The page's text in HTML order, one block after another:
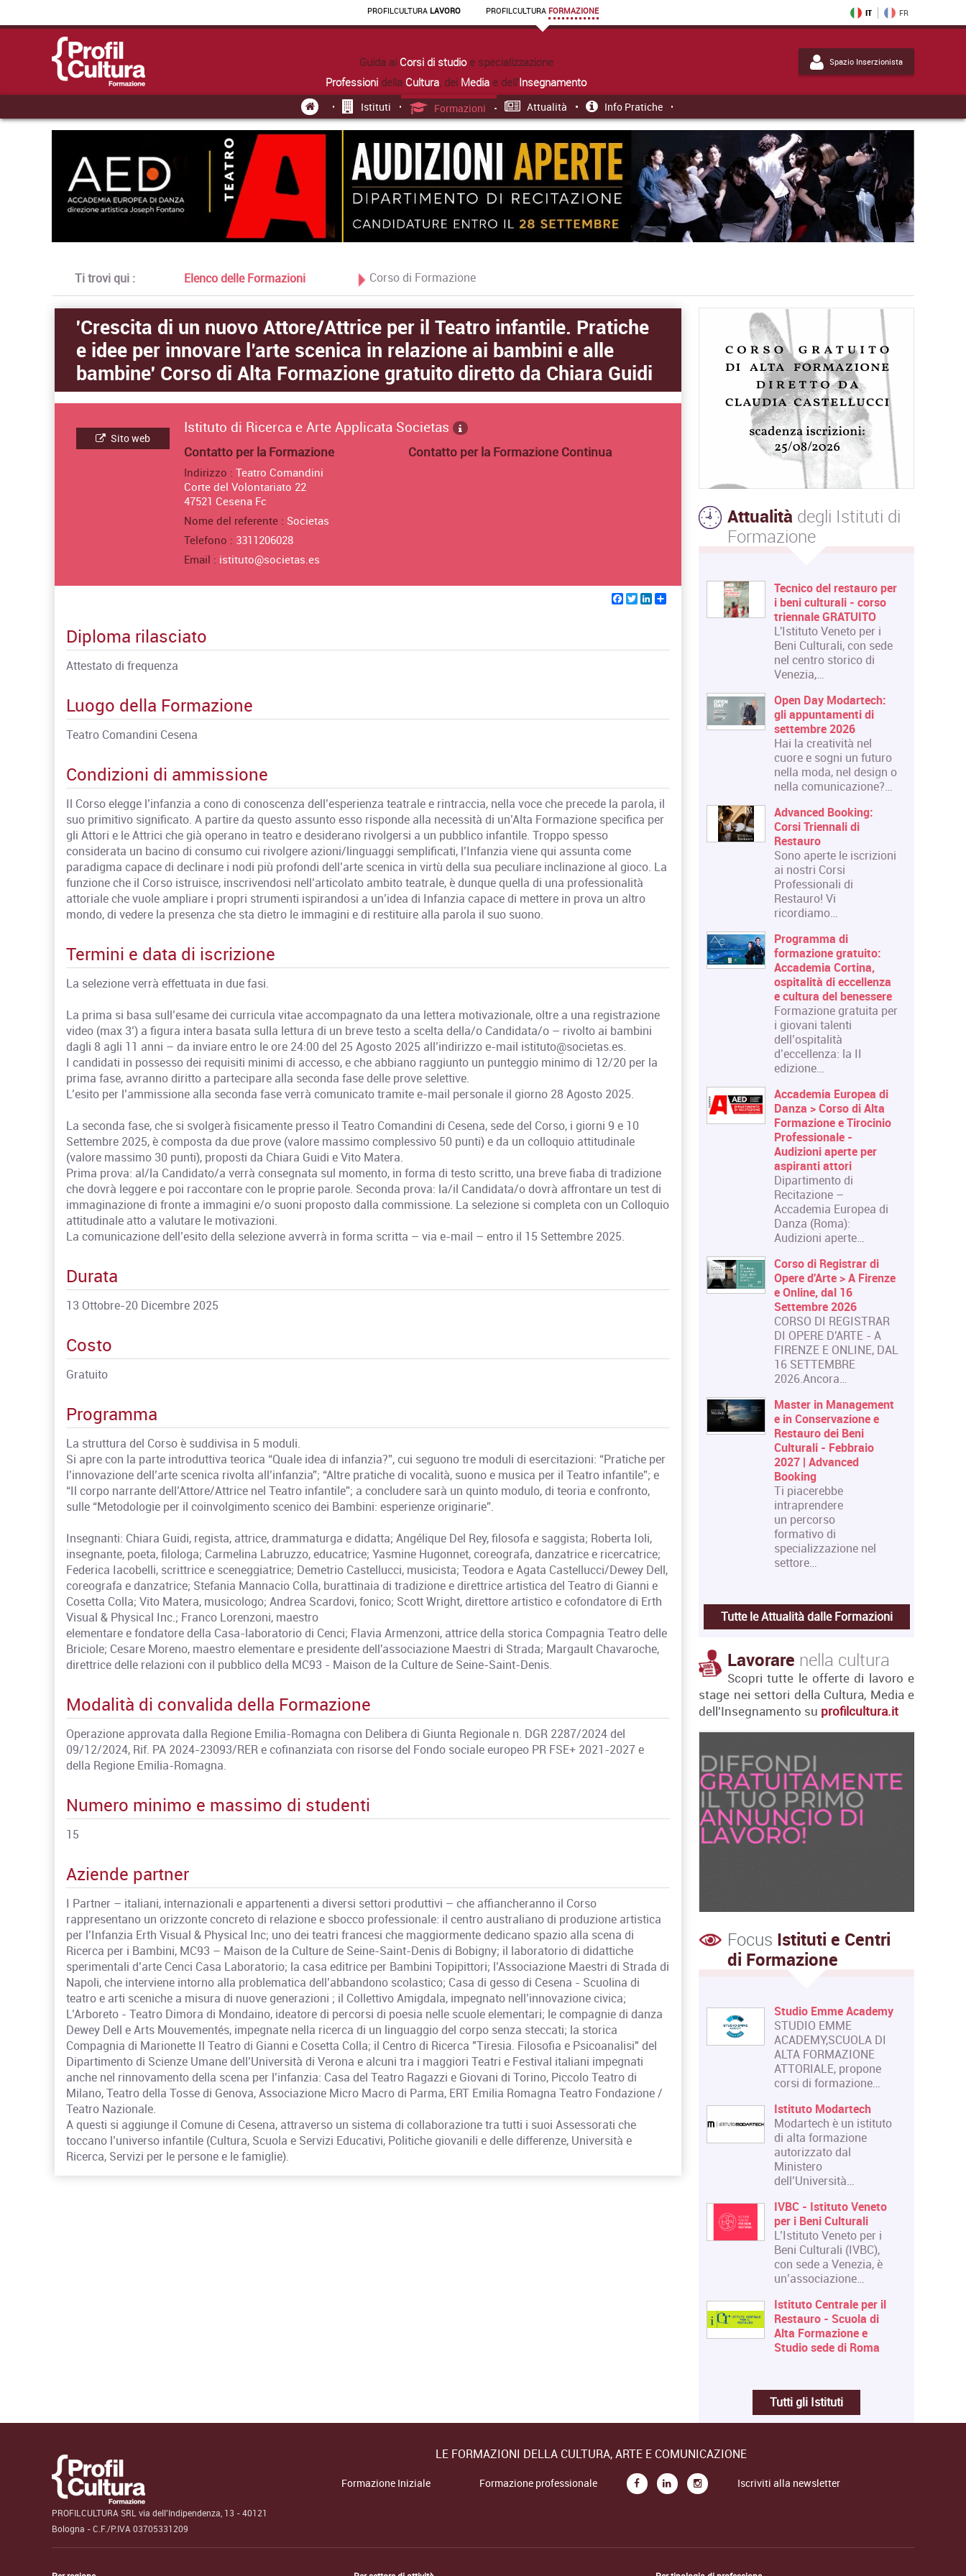
PROFILCULTURA LAVORO PROFILCULTURA FORMAZIONE IT FR
Guida ai Corsi di studioe specializzazione
Professioni della Cultura, dei Media e dell'Insegnamento
Spazio Inserzionista
Istituti Formazioni Attualità Info Pratiche
Ti trovi qui : Elenco delle Formazioni Corso di Formazione
'Crescita di un nuovo Attore/Attrice per il Teatro infantile. Pratiche
e idee per innovare l’arte scenica in relazione ai bambini e alle
bambine' Corso di Alta Formazione gratuito diretto da Chiara Guidi
Sito web
Istituto di Ricerca e Arte Applicata Societas
Contatto per la Formazione
Indirizzo : Teatro Comandini
Corte del Volontariato 22
47521 Cesena Fc
Nome del referente : Societas
Telefono : 3311206028
Email : istituto@societas.es
Contatto per la Formazione Continua
Facebook
TwitterLinkedIn
Diploma rilasciato
Attestato di frequenza
Luogo della Formazione
Teatro Comandini Cesena
Condizioni di ammissione
Il Corso elegge l’infanzia a cono di conoscenza dell’esperienza teatrale e rintraccia, nella voce che precede la parola, il
suo primitivo significato. A partire da questo assunto esso risponde alla necessità di un’Alta Formazione specifica per
gli Attori e le Attrici che già operano in teatro e desiderano rivolgersi a un pubblico infantile. Troppo spesso
considerata un bacino di consumo cui rivolgere azioni/linguaggi semplificati, l’Infanzia viene qui assunta come
paradigma capace di declinare i nodi più profondi dell’arte scenica in virtù della sua peculiare inclinazione al gioco. La
funzione che il Corso istruisce, inscrivendosi nell’articolato ambito teatrale, è dunque quella di una professionalità
attoriale che vuole ampliare i propri strumenti ispirandosi a un’idea di Infanzia capace di mettere in prova un altro
mondo, di vedere la presenza che sta dietro le immagini e di restituire alla parola il suo suono.
Termini e data di iscrizione
La selezione verrà effettuata in due fasi.
La prima si basa sull’esame dei curricula vitae accompagnato da una lettera motivazionale, oltre a una registrazione
video (max 3’) a figura intera basata sulla lettura di un breve testo a scelta della/o Candidata/o – rivolto ai bambini
dagli 8 agli 11 anni – da inviare entro le ore 24:00 del 25 Agosto 2025 all’indirizzo e-mail istituto@societas.es.
I candidati in possesso dei requisiti minimi di accesso, e che abbiano raggiunto un punteggio minimo di 12/20 per la
prima fase, avranno diritto a partecipare alla seconda fase delle prove selettive.
L’esito per l’ammissione alla seconda fase verrà comunicato tramite e-mail personale il giorno 28 Agosto 2025.
La seconda fase, che si svolgerà fisicamente presso il Teatro Comandini di Cesena, sede del Corso, i giorni 9 e 10
Settembre 2025, è composta da due prove (valore massimo complessivo 50 punti) e da un colloquio attitudinale
(valore massimo 30 punti), proposti da Chiara Guidi e Vito Matera.
Prima prova: al/la Candidato/a verrà consegnata sul momento, in forma di testo scritto, una breve fiaba di tradizione
che dovrà leggere e poi raccontare con le proprie parole. Seconda prova: la/il Candidata/o dovrà affrontare un test di
immaginazione di fronte a immagini e/o suoni proposto dalla commissione. La selezione si completa con un Colloquio
attitudinale atto a valutare le motivazioni.
La comunicazione dell’esito della selezione avverrà in forma scritta – via e-mail – entro il 15 Settembre 2025.
Durata
13 Ottobre-20 Dicembre 2025
Costo
Gratuito
Programma
La struttura del Corso è suddivisa in 5 moduli.
Si apre con la parte introduttiva teorica “Quale idea di infanzia?”, cui seguono tre moduli di esercitazioni: “Pratiche per
l’innovazione dell’arte scenica rivolta all’infanzia”; “Altre pratiche di vocalità, suono e musica per il Teatro infantile”; e
“Il corpo narrante dell’Attore/Attrice nel Teatro infantile”; a concludere sarà un quinto modulo, di teoria e confronto,
sulle “Metodologie per il coinvolgimento scenico dei Bambini: esperienze originarie”.
Insegnanti: Chiara Guidi, regista, attrice, drammaturga e didatta; Angélique Del Rey, filosofa e saggista; Roberta Ioli,
insegnante, poeta, filologa; Carmelina Labruzzo, educatrice; Yasmine Hugonnet, coreografa, danzatrice e ricercatrice;
Federica Iacobelli, scrittrice e sceneggiatrice; Demetrio Castellucci, musicista; Teodora e Agata Castellucci/Dewey Dell,
coreografa e danzatrice; Stefania Mannacio Colla, burattinaia di tradizione e direttrice artistica del Teatro di Gianni e
Cosetta Colla; Vito Matera, musicologo; Andrea Scardovi, fonico; Scott Wright, direttore artistico e cofondatore di Erth
Visual & Physical Inc.; Franco Lorenzoni, maestro
elementare e fondatore della Casa-laboratorio di Cenci; Flavia Armenzoni, attrice della storica Compagnia Teatro delle
Briciole; Cesare Moreno, maestro elementare e presidente dell'associazione Maestri di Strada; Margault Chavaroche,
direttrice delle relazioni con il pubblico della MC93 - Maison de la Culture de Seine-Saint-Denis.
Modalità di convalida della Formazione
Operazione approvata dalla Regione Emilia-Romagna con Delibera di Giunta Regionale n. DGR 2287/2024 del
09/12/2024, Rif. PA 2024-23093/RER e cofinanziata con risorse del Fondo sociale europeo PR FSE+ 2021-2027 e
della Regione Emilia-Romagna.
Numero minimo e massimo di studenti
15
Aziende partner
I Partner – italiani, internazionali e appartenenti a diversi settori produttivi – che affiancheranno il Corso
rappresentano un orizzonte concreto di relazione e sbocco professionale: il centro australiano di produzione artistica
per l’Infanzia Erth Visual & Physical Inc; uno dei teatri francesi che maggiormente dedicano spazio alla scena di
Ricerca per i Bambini, MC93 – Maison de la Culture de Seine-Saint-Denis di Bobigny; il laboratorio di didattiche
sperimentali d’arte Cenci Casa Laboratorio; la casa editrice per Bambini Topipittori; l’Associazione Maestri di Strada di
Napoli, che interviene intorno alla problematica dell’abbandono scolastico; Casa di gesso di Cesena - Scuolina di
teatro e arti sceniche a misura di nuove generazioni ; il Collettivo Amigdala, impegnato nell’innovazione civica;
L’Arboreto - Teatro Dimora di Mondaino, ideatore di percorsi di poesia nelle scuole elementari; le compagnie di danza
Dewey Dell e Arts Mouvementés, impegnate nella ricerca di un linguaggio del corpo senza steccati; la storica
Compagnia di Marionette Il Teatro di Gianni e Cosetta Colla; il Centro di Ricerca "Tiresia. Filosofia e Psicoanalisi" del
Dipartimento di Scienze Umane dell’Università di Verona e alcuni tra i maggiori Teatri e Festival italiani impegnati
anche nel rinnovamento della scena per l’infanzia: Casa del Teatro Ragazzi e Giovani di Torino, Piccolo Teatro di
Milano, Teatro della Tosse di Genova, Associazione Micro Macro di Parma, ERT Emilia Romagna Teatro Fondazione /
Teatro Nazionale.
A questi si aggiunge il Comune di Cesena, attraverso un sistema di collaborazione tra tutti i suoi Assessorati che
toccano l’universo infantile (Cultura, Scuola e Servizi Educativi, Politiche giovanili e delle differenze, Università e
Ricerca, Servizi per le persone e le famiglie).
Attualità degli Istituti di
Formazione
Tecnico del restauro per
i beni culturali - corso
triennale GRATUITO
L'Istituto Veneto per i
Beni Culturali, con sede
nel centro storico di
Venezia,…
Open Day Modartech:
gli appuntamenti di
settembre 2026
Hai la creatività nel
cuore e sogni un futuro
nella moda, nel design o
nella comunicazione?…
Advanced Booking:
Corsi Triennali di
Restauro
Sono aperte le iscrizioni
ai nostri Corsi
Professionali di
Restauro! Vi
ricordiamo…
Programma di
formazione gratuito:
Accademia Cortina,
ospitalità di eccellenza
e cultura del benessere
Formazione gratuita per
i giovani talenti
dell’ospitalità
d’eccellenza: la II
edizione…
Accademia Europea di
Danza > Corso di Alta
Formazione e Tirocinio
Professionale -
Audizioni aperte per
aspiranti attori
Dipartimento di
Recitazione –
Accademia Europea di
Danza (Roma):
Audizioni aperte…
Corso di Registrar di
Opere d'Arte > A Firenze
e Online, dal 16
Settembre 2026
CORSO DI REGISTRAR
DI OPERE D'ARTE - A
FIRENZE E ONLINE, DAL
16 SETTEMBRE
2026.Ancora…
Master in Management
e in Conservazione e
Restauro dei Beni
Culturali - Febbraio
2027 | Advanced
Booking
Ti piacerebbe
intraprendere
un percorso
formativo di
specializzazione nel
settore…
Tutte le Attualità dalle Formazioni
Lavorare nella cultura
Scopri tutte le offerte di lavoro e
stage nei settori della Cultura, Media e
dell'Insegnamento su profilcultura.it
Focus Istituti e Centri
di Formazione
Studio Emme Academy
STUDIO EMME
ACADEMY,SCUOLA DI
ALTA FORMAZIONE
ATTORIALE, propone
corsi di formazione…
Istituto Modartech
Modartech è un istituto
di alta formazione
autorizzato dal
Ministero
dell’Università…
IVBC - Istituto Veneto
per i Beni Culturali
L’Istituto Veneto per i
Beni Culturali (IVBC),
con sede a Venezia, è
un’associazione…
Istituto Centrale per il
Restauro - Scuola di
Alta Formazione e
Studio sede di Roma
Tutti gli Istituti
PROFILCULTURA SRL via dell'Indipendenza, 13 - 40121
Bologna - C.F./P.IVA 03705331209
LE FORMAZIONI DELLA CULTURA, ARTE E COMUNICAZIONE
Formazione Iniziale Formazione professionale Iscriviti alla newsletter